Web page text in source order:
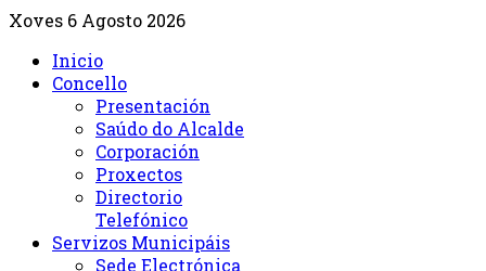
Xoves 6 Agosto 2026
Inicio
Concello
Presentación
Saúdo do Alcalde
Corporación
Proxectos
Directorio
Telefónico
Servizos Municipáis
Sede Electrónica